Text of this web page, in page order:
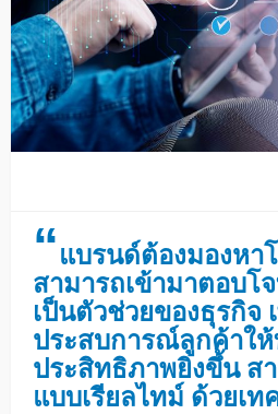
“แบรนด์ต้องมองหา
สามารถเข้ามาตอบโ
เป็นตัวช่วยของธุรกิจ
ประสบการณ์ลูกค้าให้
ประสิทธิภาพยิ่งขึ้น ส
แบบเรียลไทม์ ด้วยเท